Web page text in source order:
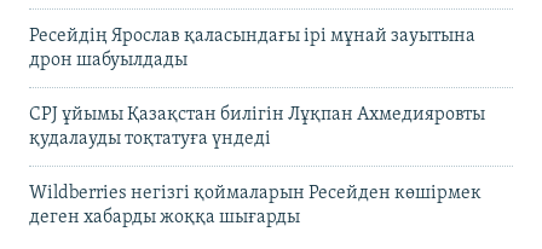
Ресейдің Ярослав қаласындағы ірі мұнай зауытына
дрон шабуылдады
CPJ ұйымы Қазақстан билігін Лұқпан Ахмедияровты
қудалауды тоқтатуға үндеді
Wildberries негізгі қоймаларын Ресейден көшірмек
деген хабарды жоққа шығарды